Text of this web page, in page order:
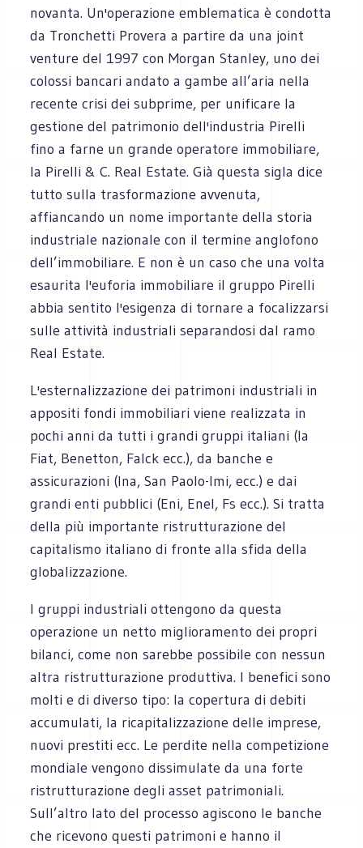
novanta. Un'operazione emblematica è condotta
da Tronchetti Provera a partire da una joint
venture del 1997 con Morgan Stanley, uno dei
colossi bancari andato a gambe all’aria nella
recente crisi dei subprime, per unificare la
gestione del patrimonio dell'industria Pirelli
fino a farne un grande operatore immobiliare,
la Pirelli & C. Real Estate. Già questa sigla dice
tutto sulla trasformazione avvenuta,
affiancando un nome importante della storia
industriale nazionale con il termine anglofono
dell’immobiliare. E non è un caso che una volta
esaurita l'euforia immobiliare il gruppo Pirelli
abbia sentito l'esigenza di tornare a focalizzarsi
sulle attività industriali separandosi dal ramo
Real Estate.
L'esternalizzazione dei patrimoni industriali in
appositi fondi immobiliari viene realizzata in
pochi anni da tutti i grandi gruppi italiani (la
Fiat, Benetton, Falck ecc.), da banche e
assicurazioni (Ina, San Paolo-Imi, ecc.) e dai
grandi enti pubblici (Eni, Enel, Fs ecc.). Si tratta
della più importante ristrutturazione del
capitalismo italiano di fronte alla sfida della
globalizzazione.
I gruppi industriali ottengono da questa
operazione un netto miglioramento dei propri
bilanci, come non sarebbe possibile con nessun
altra ristrutturazione produttiva. I benefici sono
molti e di diverso tipo: la copertura di debiti
accumulati, la ricapitalizzazione delle imprese,
nuovi prestiti ecc. Le perdite nella competizione
mondiale vengono dissimulate da una forte
ristrutturazione degli asset patrimoniali.
Sull’altro lato del processo agiscono le banche
che ricevono questi patrimoni e hanno il